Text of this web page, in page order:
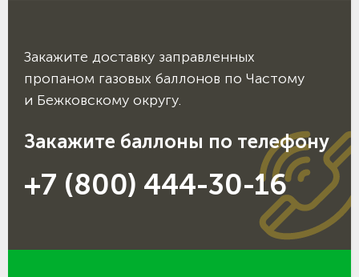
Закажите доставку заправленных
пропаном газовых баллонов по Частому
и Бежковскому округу.
Закажите баллоны по телефону
+7 (800) 444-30-16